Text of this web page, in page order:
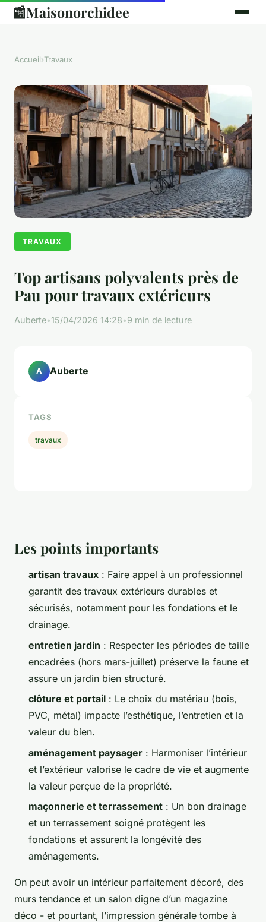
📰Maisonorchidee
Accueil›Travaux
TRAVAUX
Top artisans polyvalents près de
Pau pour travaux extérieurs
Auberte•15/04/2026 14:28•9 min de lecture
Les points importants
artisan travaux : Faire appel à un professionnel
garantit des travaux extérieurs durables et
sécurisés, notamment pour les fondations et le
drainage.
entretien jardin : Respecter les périodes de taille
encadrées (hors mars-juillet) préserve la faune et
assure un jardin bien structuré.
clôture et portail : Le choix du matériau (bois,
PVC, métal) impacte l’esthétique, l’entretien et la
valeur du bien.
aménagement paysager : Harmoniser l’intérieur
et l’extérieur valorise le cadre de vie et augmente
la valeur perçue de la propriété.
maçonnerie et terrassement : Un bon drainage
et un terrassement soigné protègent les
fondations et assurent la longévité des
aménagements.
On peut avoir un intérieur parfaitement décoré, des
murs tendance et un salon digne d’un magazine
déco - et pourtant, l’impression générale tombe à
A Auberte
TAGS
travaux